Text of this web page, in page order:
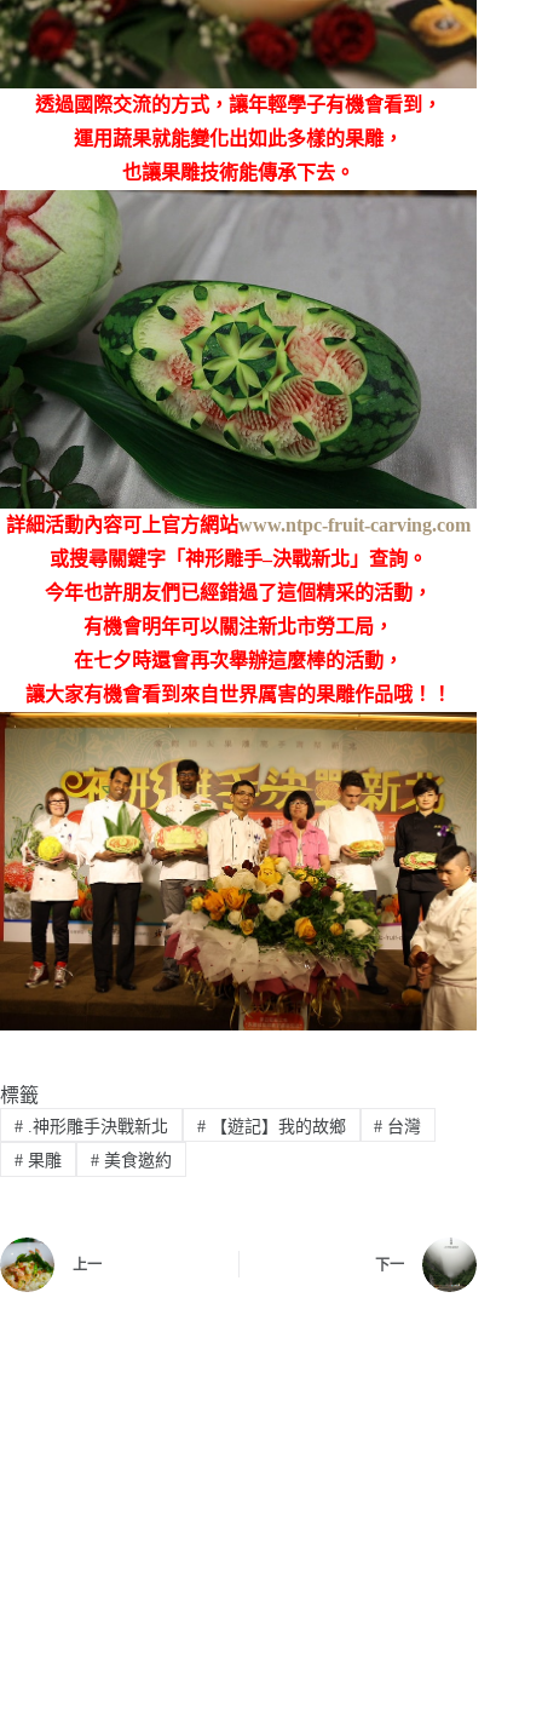
透過國際交流的方式，讓年輕學子有機會看到，
運用蔬果就能變化出如此多樣的果雕，
也讓果雕技術能傳承下去。
詳細活動內容可上官方網站www.ntpc-fruit-carving.com
或搜尋關鍵字「神形雕手–決戰新北」查詢 。
今年也許朋友們已經錯過了這個精采的活動，
有機會明年可以關注新北市勞工局，
在七夕時還會再次舉辦這麼棒的活動，
讓大家有機會看到來自世界厲害的果雕作品哦！！
標籤
#.神形雕手決戰新北 #【遊記】我的故鄉 # 台灣
#果雕 #美食邀約
上一 下一